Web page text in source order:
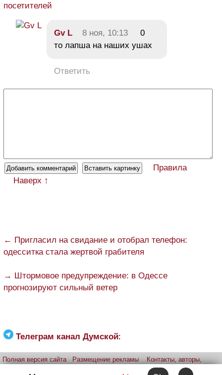
посетителей
Gv L 8 ноя, 10:13
0
то лапша на наших ушах
Ответить
Правила
Наверх ↑
← Пригласил на свидание и отобрал телефон:
одесситка стала жертвой грабителя
→ Штормовое предупреждение: в Одессе
прогнозируют сильный ветер
Телеграм канал Думской:
Полная версия сайта Размещение рекламы
Контакты, авторы,
iPhone